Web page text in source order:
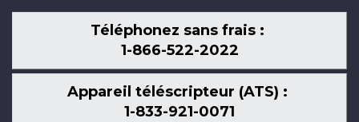
Téléphonez sans frais :
1-866-522-2022
Appareil téléscripteur (ATS) :
1-833-921-0071